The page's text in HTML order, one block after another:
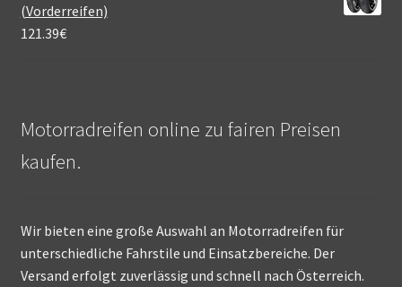
(Vorderreifen)
121.39€
Motorradreifen online zu fairen Preisen
kaufen.
Wir bieten eine große Auswahl an Motorradreifen für
unterschiedliche Fahrstile und Einsatzbereiche. Der
Versand erfolgt zuverlässig und schnell nach Österreich.